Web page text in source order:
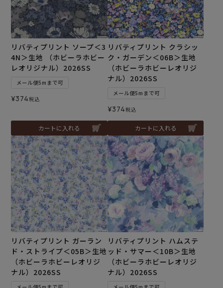
リバティプリント ソープ＜3
4N＞生地 （ホビーラホビー
レオリジナル）2026SS
メール便5mまで可
¥374税込
カートに入れる
リバティプリント クラシッ
ク・ガーデン＜06B＞生地
（ホビーラホビーレオリジ
ナル）2026SS
メール便5mまで可
¥374税込
カートに入れる
リバティプリント ガーラン
ド・ストライプ＜05B＞生地
（ホビーラホビーレオリジ
ナル）2026SS
リバティプリント ハムステ
ッド・サマー＜10B＞生地
（ホビーラホビーレオリジ
ナル）2026SS